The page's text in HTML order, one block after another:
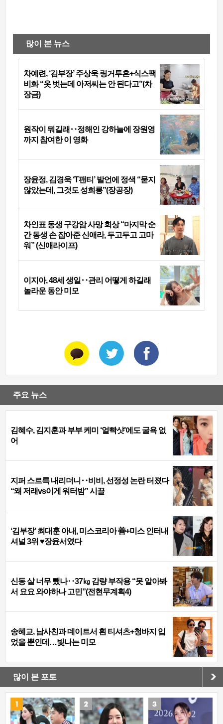
많이 본 뉴스
차예련, ‘김부장’ 주상욱 링거투혼+식스팩
비화 “옷 벗는데 아저씨는 안 된다고”(차
장금)
원작이 뭐길래‥정해인 강하늘에 장원영
까지 참여한 이 영화
장윤정, 김경욱 ‘T팬티’ 발언에 정색 “묻지
않았는데, 그것도 성희롱”(장공장)
차인표 동생 구강암 사망 회상 “마지막 순
간 동생 손 잡아준 신애라, 두고두고 고마
워” (신애라이프)
이지아, 48세 생일‥관리 어떻게 하길래
놀라운 동안 미모
주요 뉴스
김혜수, 김지훈과 부부 케미 ‘얼빡샷’에도 굴욕 없
어
지퍼 스르륵 내리더니‥비비, 선정성 논란 터졌다
“왜 저래vs이게 워터밤” 시끌
‘김부장’ 최대훈 아내, 미스코리아 善+미스 인터내
셔널 3위 ♥장윤서였다
신동 살 너무 뺐나‥37㎏ 감량 부작용 “못 알아봐
서 요요 와야하나 고민”(전현무계획4)
송혜교, 남사친과 데이트서 흰 티셔츠+청바지 입
었을 뿐인데…빛나는 미모
많이 본 포토